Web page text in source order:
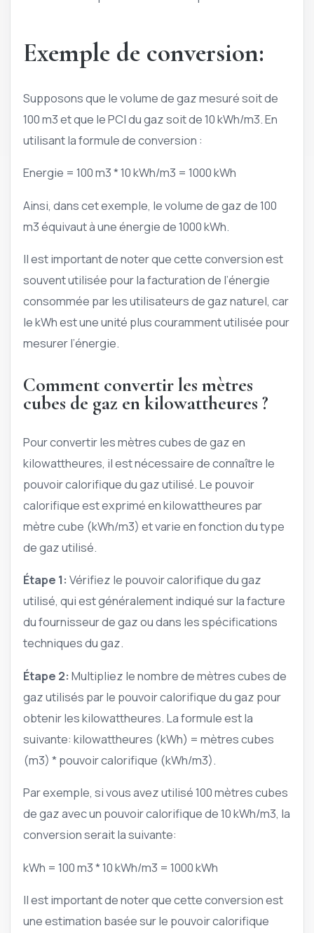
Exemple de conversion:
Supposons que le volume de gaz mesuré soit de
100 m3 et que le PCI du gaz soit de 10 kWh/m3. En
utilisant la formule de conversion :
Energie = 100 m3 * 10 kWh/m3 = 1000 kWh
Ainsi, dans cet exemple, le volume de gaz de 100
m3 équivaut à une énergie de 1000 kWh.
Il est important de noter que cette conversion est
souvent utilisée pour la facturation de l’énergie
consommée par les utilisateurs de gaz naturel, car
le kWh est une unité plus couramment utilisée pour
mesurer l’énergie.
Comment convertir les mètres
cubes de gaz en kilowattheures ?
Pour convertir les mètres cubes de gaz en
kilowattheures, il est nécessaire de connaître le
pouvoir calorifique du gaz utilisé. Le pouvoir
calorifique est exprimé en kilowattheures par
mètre cube (kWh/m3) et varie en fonction du type
de gaz utilisé.
Étape 1: Vérifiez le pouvoir calorifique du gaz
utilisé, qui est généralement indiqué sur la facture
du fournisseur de gaz ou dans les spécifications
techniques du gaz.
Étape 2: Multipliez le nombre de mètres cubes de
gaz utilisés par le pouvoir calorifique du gaz pour
obtenir les kilowattheures. La formule est la
suivante: kilowattheures (kWh) = mètres cubes
(m3) * pouvoir calorifique (kWh/m3).
Par exemple, si vous avez utilisé 100 mètres cubes
de gaz avec un pouvoir calorifique de 10 kWh/m3, la
conversion serait la suivante:
kWh = 100 m3 * 10 kWh/m3 = 1000 kWh
Il est important de noter que cette conversion est
une estimation basée sur le pouvoir calorifique